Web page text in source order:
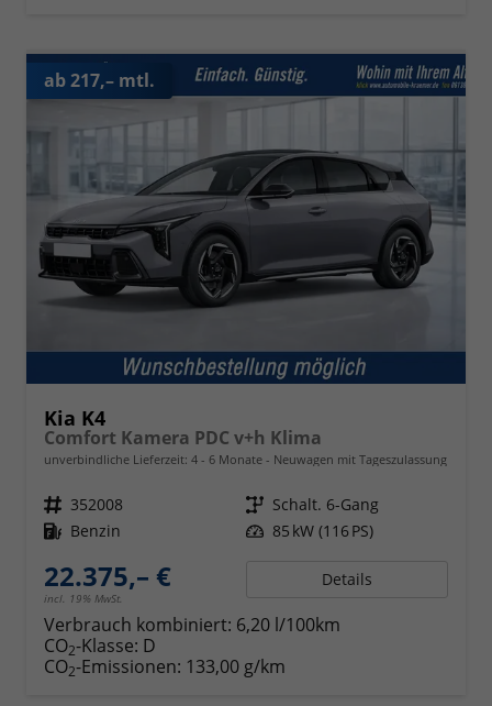
ab 217,– mtl.
Kia K4
Comfort Kamera PDC v+h Klima
unverbindliche Lieferzeit: 4 - 6 Monate Neuwagen mit Tageszulassung
Fahrzeugnr. 352008 Getriebe Schalt. 6-Gang
Kraftstoff Benzin Leistung 85 kW (116 PS)
22.375,– €
incl. 19% MwSt.
Details
Verbrauch kombiniert: 6,20 l/100km
CO2-Klasse: D
CO2-Emissionen: 133,00 g/km